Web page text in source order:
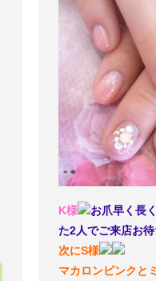
K様 お爪早く長
た2人でご来店お
次にS様
マカロンピンクと